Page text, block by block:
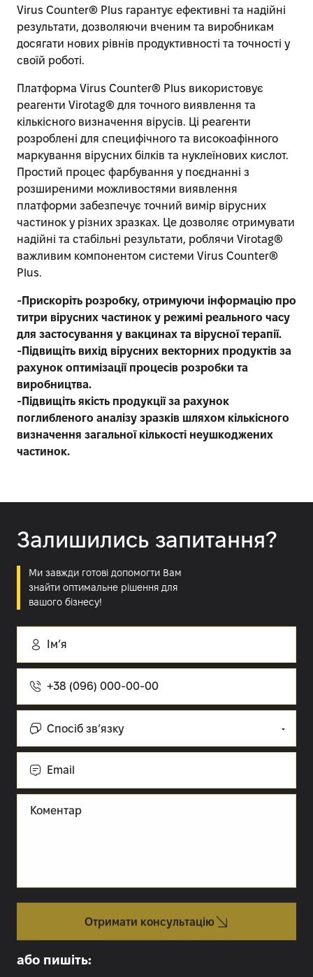
Virus Counter® Plus гарантує ефективні та надійні
результати, дозволяючи вченим та виробникам
досягати нових рівнів продуктивності та точності у
своїй роботі.
Платформа Virus Counter® Plus використовує
реагенти Virotag® для точного виявлення та
кількісного визначення вірусів. Ці реагенти
розроблені для специфічного та високоафінного
маркування вірусних білків та нуклеїнових кислот.
Простий процес фарбування у поєднанні з
розширеними можливостями виявлення
платформи забезпечує точний вимір вірусних
частинок у різних зразках. Це дозволяє отримувати
надійні та стабільні результати, роблячи Virotag®
важливим компонентом системи Virus Counter®
Plus.
-Прискоріть розробку, отримуючи інформацію про
титри вірусних частинок у режимі реального часу
для застосування у вакцинах та вірусної терапії.
-Підвищіть вихід вірусних векторних продуктів за
рахунок оптимізації процесів розробки та
виробництва.
-Підвищіть якість продукції за рахунок
поглибленого аналізу зразків шляхом кількісного
визначення загальної кількості неушкоджених
частинок.
Залишились запитання?
Ми завжди готові допомогти Вам
знайти оптимальне рішення для
вашого бізнесу!
або пишіть:
телефону
зв’язку:Cпосіб зв’язку